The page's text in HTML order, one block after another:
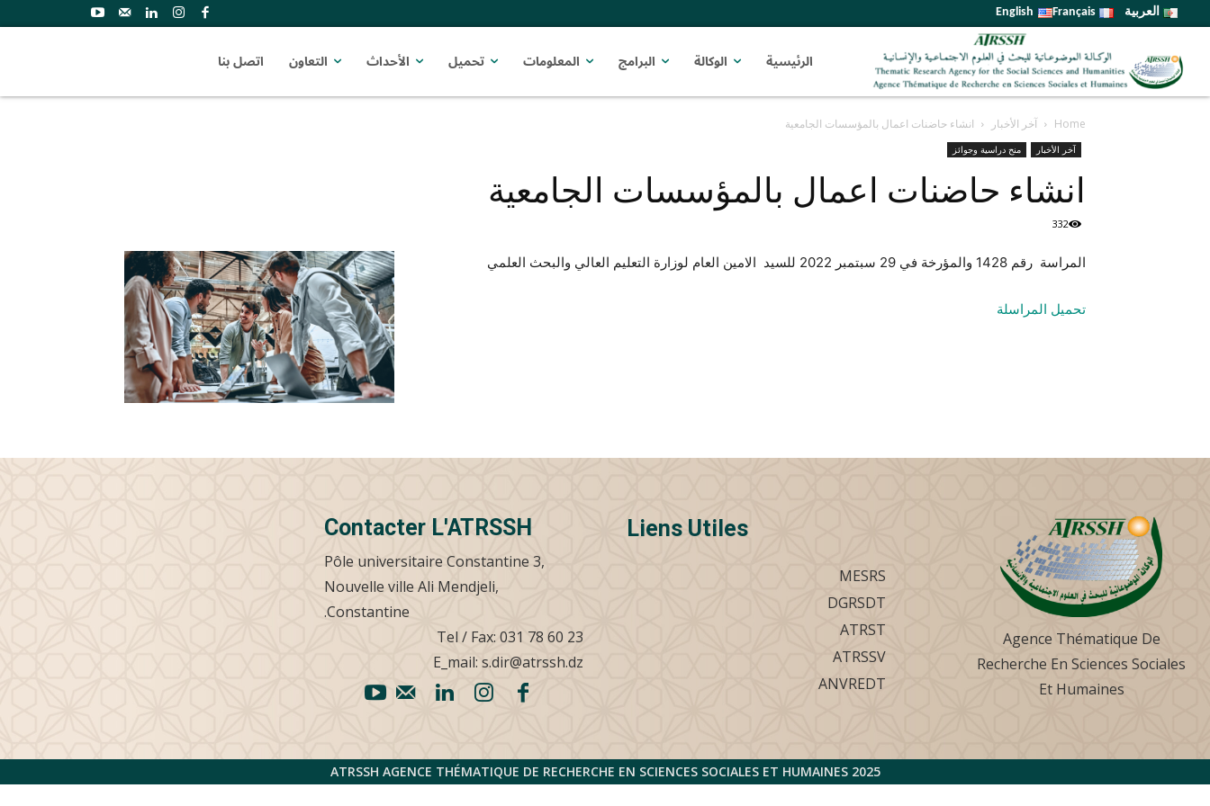
العربية Français
English
الرئيسية الوكالة البرامج المعلومات تحميل الأحداث التعاون اتصل بنا
Home آخر الأخبار انشاء حاضنات اعمال بالمؤسسات الجامعية
آخر الأخبار منح دراسية وجوائز
انشاء حاضنات اعمال بالمؤسسات الجامعية
332
المراسة رقم 1428 والمؤرخة في 29 سبتمبر 2022 للسيد الامين العام لوزارة التعليم العالي والبحث العلمي
تحميل المراسلة
Agence Thématique De
Recherche En Sciences Sociales
Et Humaines
Liens Utiles
MESRS
DGRSDT
ATRST
ATRSSV
ANVREDT
Contacter L'ATRSSH
Pôle universitaire Constantine 3,
Nouvelle ville Ali Mendjeli,
Constantine.
Tel / Fax: 031 78 60 23
E_mail: s.dir@atrssh.dz
2025 ATRSSH AGENCE THÉMATIQUE DE RECHERCHE EN SCIENCES SOCIALES ET HUMAINES